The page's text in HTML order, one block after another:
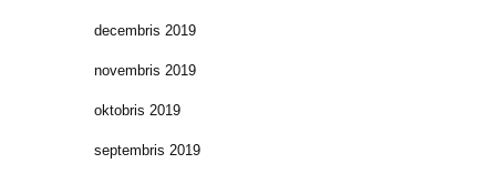
decembris 2019
novembris 2019
oktobris 2019
septembris 2019